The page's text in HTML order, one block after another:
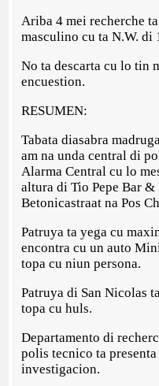
Ariba 4 mei recherche
masculino cu ta N.W. di
No ta descarta cu lo tin
encuestion.
RESUMEN:
Tabata diasabra
am na unda central di
Alarma Central cu lo
altura di Tio Pepe Bar &
Betonicastraat na Pos
Patruya ta yega cu
encontra cu un auto
topa cu niun persona.
Patruya di San Nicolas
topa cu huls.
Departamento di
polis tecnico ta
investigacion.